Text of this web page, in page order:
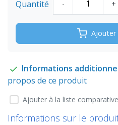
Quantité - +
Ajouter
Informations
propos de ce produit
Ajouter à la liste comparative
Informations sur le